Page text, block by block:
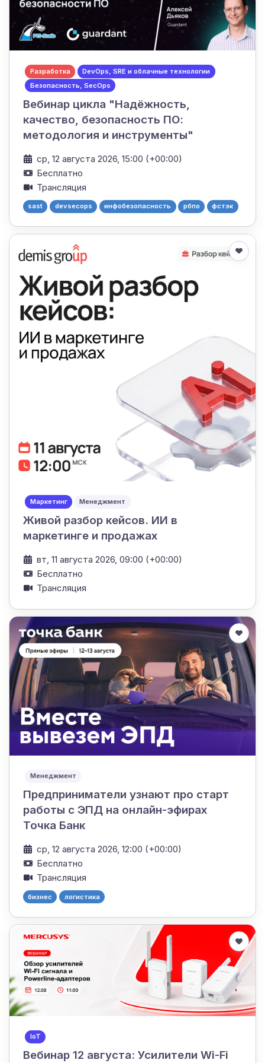
Разработка
DevOps, SRE и облачные технологии
Безопасность, SecOps
Вебинар цикла "Надёжность,
качество, безопасность ПО:
методология и инструменты"
ср, 12 августа 2026, 15:00 (+00:00)
Бесплатно
Трансляция
sast devsecops инфобезопасность рбпо фстэк
Маркетинг Менеджмент
Живой разбор кейсов. ИИ в
маркетинге и продажах
вт, 11 августа 2026, 09:00 (+00:00)
Бесплатно
Трансляция
Менеджмент
Предприниматели узнают про старт
работы с ЭПД на онлайн-эфирах
Точка Банк
ср, 12 августа 2026, 12:00 (+00:00)
Бесплатно
Трансляция
бизнес логистика
IoT
Вебинар 12 августа: Усилители Wi-Fi